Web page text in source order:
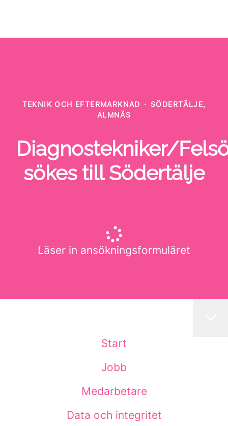
TEKNIK OCH EFTERMARKNAD · SÖDERTÄLJE,
ALMNÄS
Diagnostekniker/
sökes till Södertälje
Läser in ansökningsformuläret
Start
Jobb
Medarbetare
Data och integritet